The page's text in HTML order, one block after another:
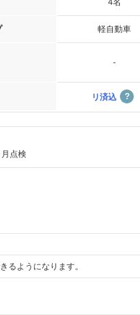
4名
軽自動車
-
リ済込
点検
るようになります。